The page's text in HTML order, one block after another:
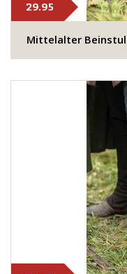
29.95
​​Mittelalter